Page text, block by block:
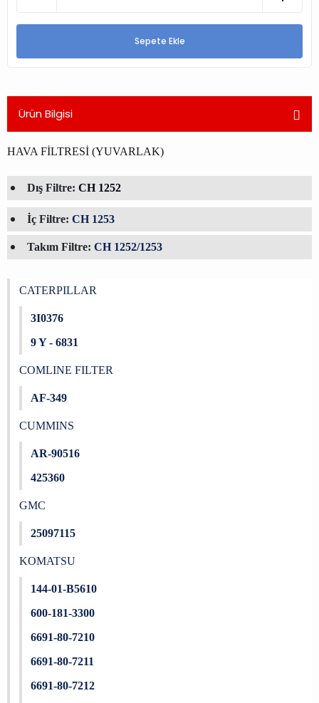
Sepete Ekle
Ürün Bilgisi
HAVA FİLTRESİ (YUVARLAK)
Dış Filtre: CH 1252
İç Filtre: CH 1253
Takım Filtre: CH 1252/1253
CATERPILLAR
3I0376
9 Y - 6831
COMLINE FILTER
AF-349
CUMMINS
AR-90516
425360
GMC
25097115
KOMATSU
144-01-B5610
600-181-3300
6691-80-7210
6691-80-7211
6691-80-7212